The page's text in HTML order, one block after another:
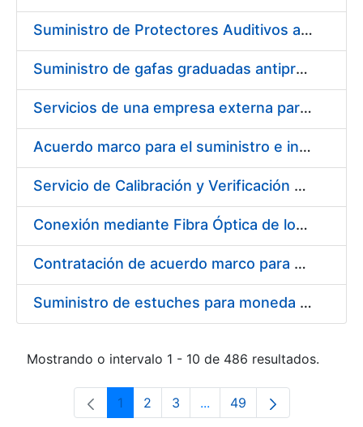
Suministro de Protectores Auditivos a medida para las personas trabajadoras de los Centros de Trabajo de Madrid y Burgos
Suministro de gafas graduadas antiproyecciones para los trabajadores de la FNMT-RCM en los centros de trabajo de Madrid y Burgos
Servicios de una empresa externa para el asesoramiento y resolución de los recursos de alzada que se presentan relacionados con procesos de selección para la FNMT-RCM
Acuerdo marco para el suministro e instalación de persianas, estores y otros complementos
Servicio de Calibración y Verificación Externa de los Equipos de Medición del Servicio de Prevención de la FNMT-RCM
Conexión mediante Fibra Óptica de los Centros de Proceso de Datos (CPDs) de las sedes de la FNMT-RCM de Burgos y Madrid
Contratación de acuerdo marco para el Suministro de Material de Electricidad para la Fábrica Nacional de Moneda y Timbre-Real Casa de la Moneda en su centro de trabajo de Burgos
Suministro de estuches para moneda de 30 €
Mostrando o intervalo 1 - 10 de 486 resultados.
Páxina
1 Páxina
2 Páxina
3 ...Páxinas intermedias Use
Páxina
49